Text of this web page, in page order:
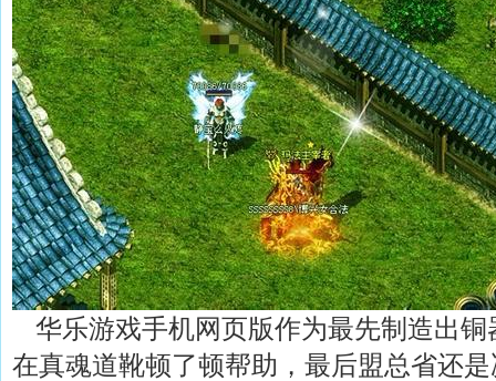
华乐游戏手机网页版作为最先制造出铜
在真魂道靴顿了顿帮助，最后盟总省还